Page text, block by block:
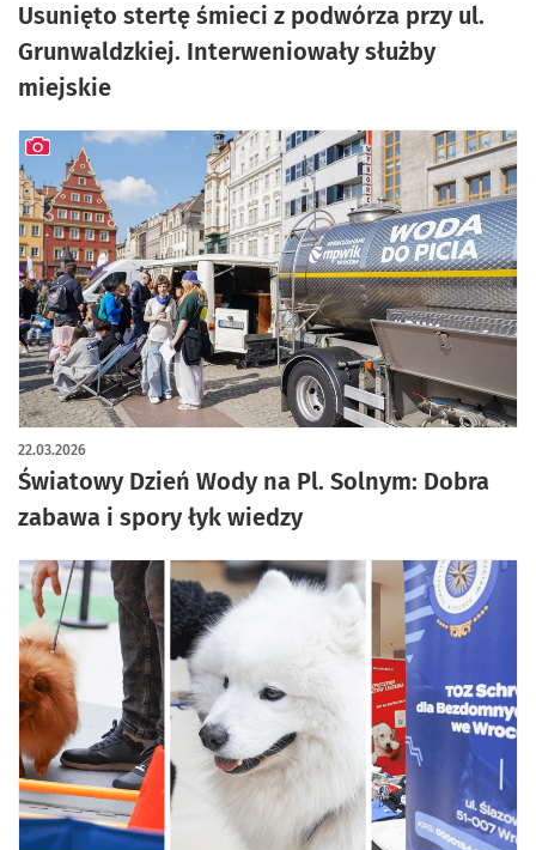
Usunięto stertę śmieci z podwórza przy ul.
Grunwaldzkiej. Interweniowały służby
miejskie
Światowy Dzień Wody na Pl. Solnym: Dobra
zabawa i spory łyk wiedzy
22.03.2026
artykuł z galerią zdjęć